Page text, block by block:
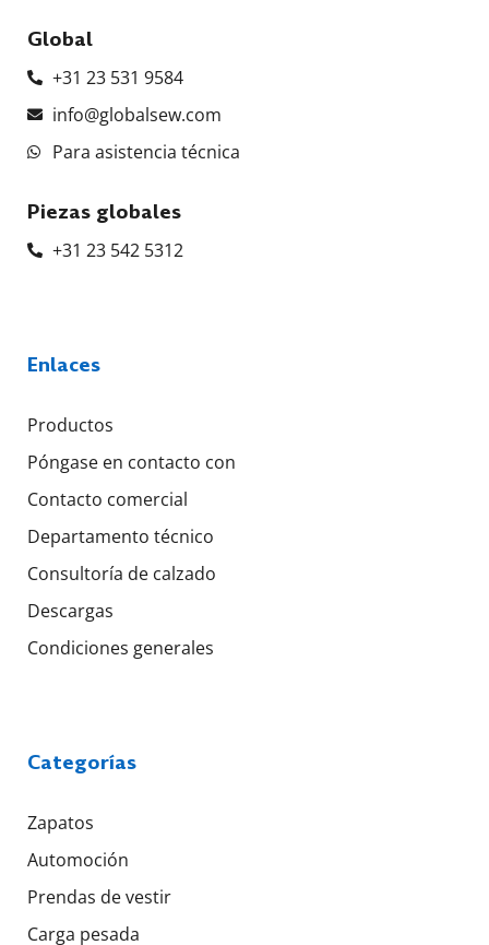
Global
+31 23 531 9584
info@globalsew.com
Para asistencia técnica
Piezas globales
+31 23 542 5312
Enlaces
Productos
Póngase en contacto con
Contacto comercial
Departamento técnico
Consultoría de calzado
Descargas
Condiciones generales
Categorías
Zapatos
Automoción
Prendas de vestir
Carga pesada